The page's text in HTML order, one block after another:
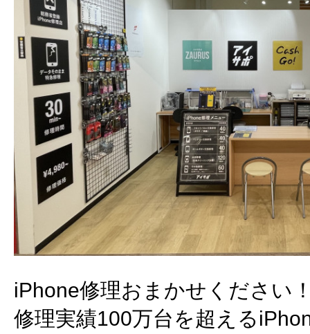
iPhone修理おまかせください
修理実績100万台を超える